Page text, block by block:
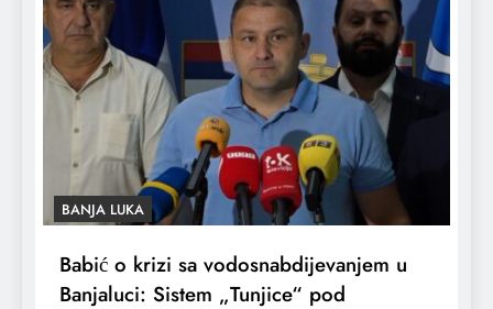
BANJA LUKA
Babić o krizi sa vodosnabdijevanjem u
Banjaluci: Sistem „Tunjice“ pod